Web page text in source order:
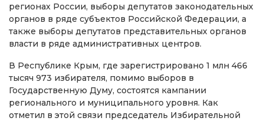
регионах России, выборы депутатов законодательных
органов в ряде субъектов Российской Федерации, а
также выборы депутатов представительных органов
власти в ряде административных центров.
В Республике Крым, где зарегистрировано 1 млн 466
тысяч 973 избирателя, помимо выборов в
Государственную Думу, состоятся кампании
регионального и муниципального уровня. Как
отметил в этой связи председатель Избирательной